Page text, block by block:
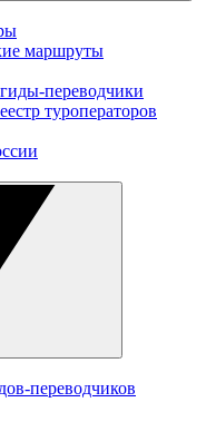
маршруты
переводчики
туроператоров
переводчиков